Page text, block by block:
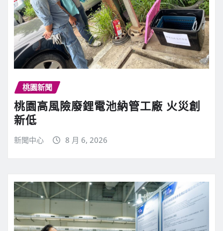
桃園新聞
桃園高風險廢鋰電池納管工廠 火災創
新低
新聞中心 8 月 6, 2026